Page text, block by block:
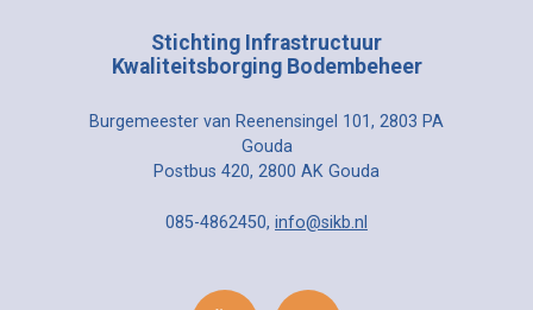
Stichting Infrastructuur
Kwaliteitsborging Bodembeheer
Burgemeester van Reenensingel 101, 2803 PA
Gouda
Postbus 420, 2800 AK Gouda
085-4862450, info@sikb.nl